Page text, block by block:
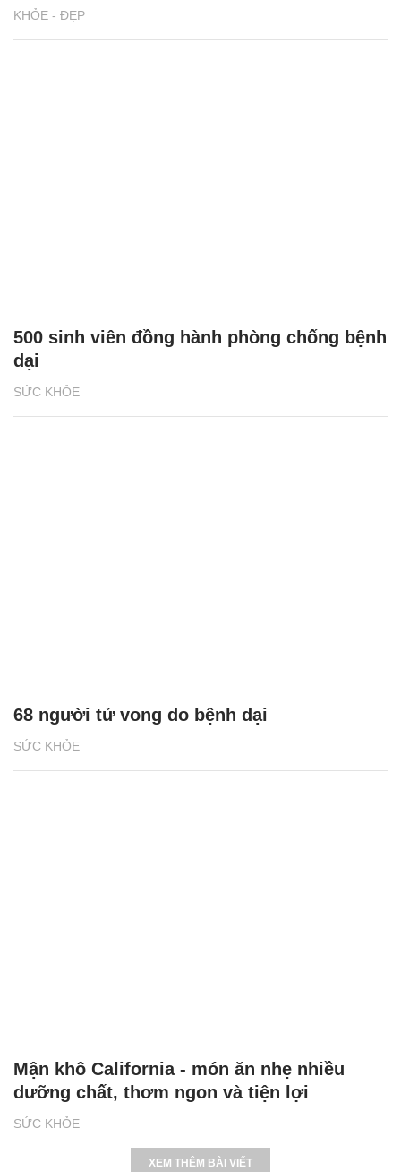
KHỎE - ĐẸP
SỨC KHỎE
500 sinh viên đồng hành phòng chống bệnh
dại
SỨC KHỎE
68 người tử vong do bệnh dại
SỨC KHỎE
Mận khô California - món ăn nhẹ nhiều
dưỡng chất, thơm ngon và tiện lợi
XEM THÊM BÀI VIẾT